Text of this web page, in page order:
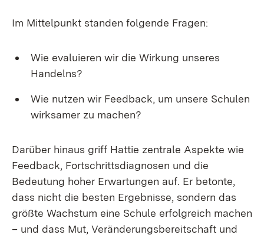
Im Mittelpunkt standen folgende Fragen:
Wie evaluieren wir die Wirkung unseres
Handelns?
Wie nutzen wir Feedback, um unsere Schulen
wirksamer zu machen?
Darüber hinaus griff Hattie zentrale Aspekte wie
Feedback, Fortschrittsdiagnosen und die
Bedeutung hoher Erwartungen auf. Er betonte,
dass nicht die besten Ergebnisse, sondern das
größte Wachstum eine Schule erfolgreich machen
– und dass Mut, Veränderungsbereitschaft und